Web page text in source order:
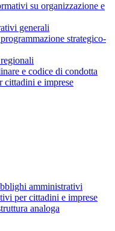
su organizzazione e
generali
strategico-
e codice di condotta
cittadini e imprese
amministrativi
per cittadini e imprese
analoga